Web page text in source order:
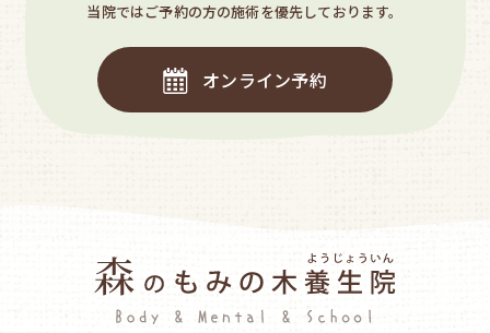
当院ではご予約の方の施術を優先しております。
オンライン予約